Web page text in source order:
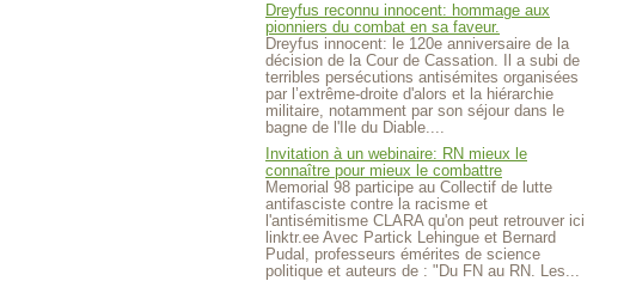
Dreyfus reconnu innocent: hommage aux
pionniers du combat en sa faveur.
Dreyfus innocent: le 120e anniversaire de la
décision de la Cour de Cassation. Il a subi de
terribles persécutions antisémites organisées
par l’extrême-droite d'alors et la hiérarchie
militaire, notamment par son séjour dans le
bagne de l'Ile du Diable....
Invitation à un webinaire: RN mieux le
connaître pour mieux le combattre
Memorial 98 participe au Collectif de lutte
antifasciste contre la racisme et
l'antisémitisme CLARA qu'on peut retrouver ici
linktr.ee Avec Partick Lehingue et Bernard
Pudal, professeurs émérites de science
politique et auteurs de : "Du FN au RN. Les...